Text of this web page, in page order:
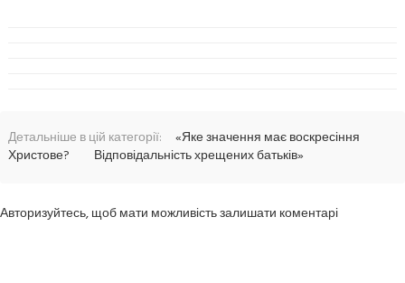
Детальніше в цій категорії:
«Яке значення має воскресіння
Христове?
Відповідальність хрещених батьків»
Авторизуйтесь, щоб мати можливість залишати коментарі